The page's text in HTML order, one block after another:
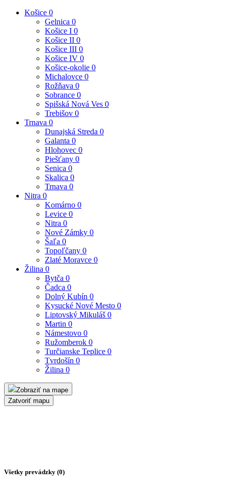
Košice 0
Gelnica 0
Košice I 0
Košice II 0
Košice III 0
Košice IV 0
Košice-okolie 0
Michalovce 0
Rožňava 0
Sobrance 0
Spišská Nová Ves 0
Trebišov 0
Trnava 0
Dunajská Streda 0
Galanta 0
Hlohovec 0
Piešťany 0
Senica 0
Skalica 0
Trnava 0
Nitra 0
Komárno 0
Levice 0
Nitra 0
Nové Zámky 0
Šaľa 0
Topoľčany 0
Zlaté Moravce 0
Žilina 0
Bytča 0
Čadca 0
Dolný Kubín 0
Kysucké Nové Mesto 0
Liptovský Mikuláš 0
Martin 0
Námestovo 0
Ružomberok 0
Turčianske Teplice 0
Tvrdošín 0
Žilina 0
Zobraziť na mape
Zatvoriť mapu
Všetky prevádzky (0)